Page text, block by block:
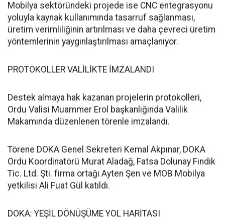
Mobilya sektöründeki projede ise CNC entegrasyonu
yoluyla kaynak kullanımında tasarruf sağlanması,
üretim verimliliğinin artırılması ve daha çevreci üretim
yöntemlerinin yaygınlaştırılması amaçlanıyor.
PROTOKOLLER VALİLİKTE İMZALANDI
Destek almaya hak kazanan projelerin protokolleri,
Ordu Valisi Muammer Erol başkanlığında Valilik
Makamında düzenlenen törenle imzalandı.
Törene DOKA Genel Sekreteri Kemal Akpınar, DOKA
Ordu Koordinatörü Murat Aladağ, Fatsa Dolunay Fındık
Tic. Ltd. Şti. firma ortağı Ayten Şen ve MOB Mobilya
yetkilisi Ali Fuat Gül katıldı.
DOKA: YEŞİL DÖNÜŞÜME YOL HARİTASI